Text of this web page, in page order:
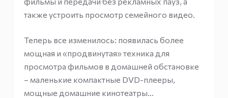
также устроить просмотр семейного видео.
Теперь все изменилось: появилась более
мощная и «продвинутая» техника для
просмотра фильмов в домашней обстановке
– маленькие компактные DVD-плееры,
мощные домашние кинотеатры…